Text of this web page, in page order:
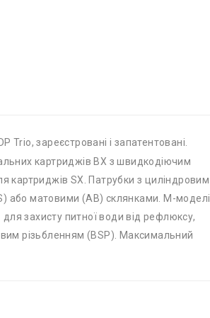
Trio, зареєстровані і запатентовані.
картриджів BX з швидкодіючим
картриджів SX. Патрубки з циліндровим
або матовими (AB) склянками. M-моделі
захисту питної води від рефлюксу,
різьбленням (BSP). Максимальний